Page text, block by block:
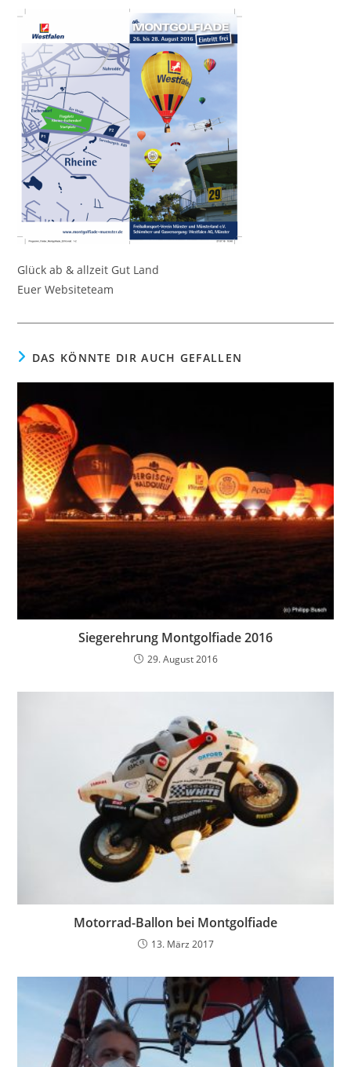
Glück ab & allzeit Gut Land
Euer Websiteteam
DAS KÖNNTE DIR AUCH GEFALLEN
Siegerehrung Montgolfiade 2016
29. August 2016
Motorrad-Ballon bei Montgolfiade
13. März 2017